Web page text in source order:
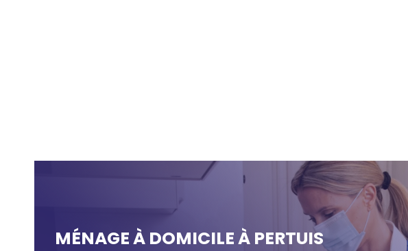
MÉNAGE À DOMICILE À PERTUIS